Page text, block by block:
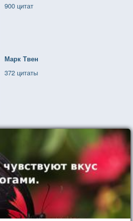
900 цитат
Марк Твен
372 цитаты